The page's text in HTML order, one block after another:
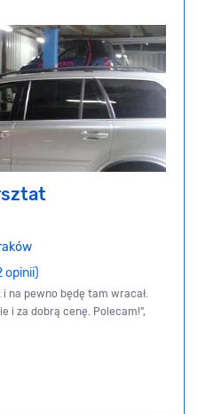
opinii)
i na pewno będę tam wracał.
i za dobrą cenę. Polecam!",